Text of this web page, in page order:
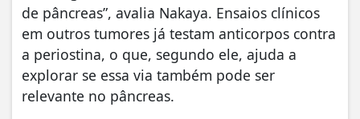
de pâncreas”, avalia Nakaya. Ensaios clínicos
em outros tumores já testam anticorpos contra
a periostina, o que, segundo ele, ajuda a
explorar se essa via também pode ser
relevante no pâncreas.